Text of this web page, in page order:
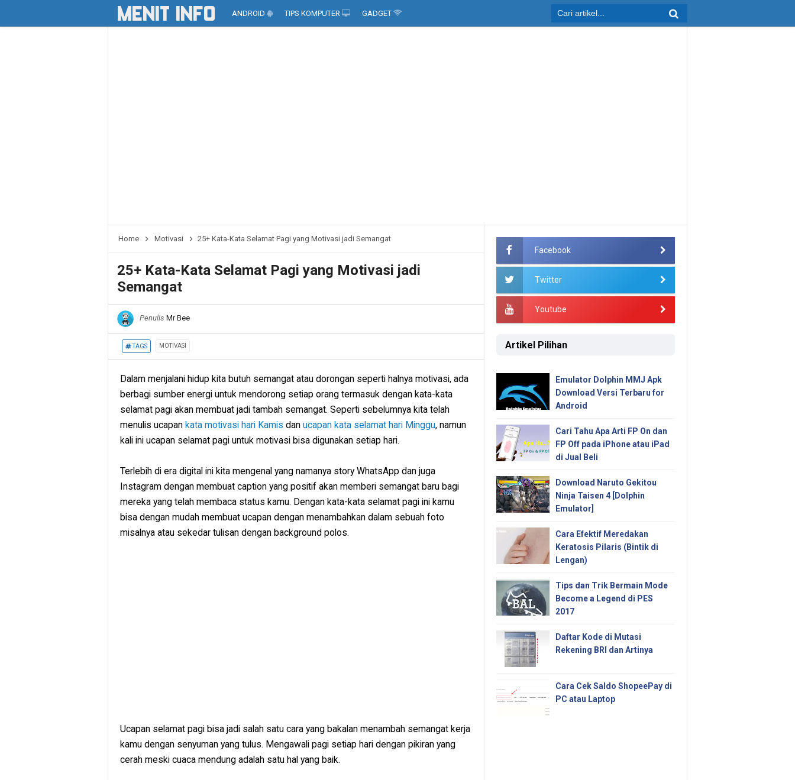
ANDROID TIPS KOMPUTER GADGET
Home Motivasi 25+ Kata-Kata Selamat Pagi yang Motivasi jadi Semangat
25+ Kata-Kata Selamat Pagi yang Motivasi jadi
Semangat
Penulis Mr Bee
TAGS MOTIVASI
Dalam menjalani hidup kita butuh semangat atau dorongan seperti halnya motivasi, ada
berbagi sumber energi untuk mendorong setiap orang termasuk dengan kata-kata
selamat pagi akan membuat jadi tambah semangat. Seperti sebelumnya kita telah
menulis ucapan kata motivasi hari Kamis dan ucapan kata selamat hari Minggu, namun
kali ini ucapan selamat pagi untuk motivasi bisa digunakan setiap hari.
Terlebih di era digital ini kita mengenal yang namanya story WhatsApp dan juga
Instagram dengan membuat caption yang positif akan memberi semangat baru bagi
mereka yang telah membaca status kamu. Dengan kata-kata selamat pagi ini kamu
bisa dengan mudah membuat ucapan dengan menambahkan dalam sebuah foto
misalnya atau sekedar tulisan dengan background polos.
Ucapan selamat pagi bisa jadi salah satu cara yang bakalan menambah semangat kerja
kamu dengan senyuman yang tulus. Mengawali pagi setiap hari dengan pikiran yang
cerah meski cuaca mendung adalah satu hal yang baik.
Facebook
Twitter
Youtube
Artikel Pilihan
Emulator Dolphin MMJ Apk
Download Versi Terbaru for
Android
Cari Tahu Apa Arti FP On dan
FP Off pada iPhone atau iPad
di Jual Beli
Download Naruto Gekitou
Ninja Taisen 4 [Dolphin
Emulator]
Cara Efektif Meredakan
Keratosis Pilaris (Bintik di
Lengan)
Tips dan Trik Bermain Mode
Become a Legend di PES
2017
Daftar Kode di Mutasi
Rekening BRI dan Artinya
Cara Cek Saldo ShopeePay di
PC atau Laptop